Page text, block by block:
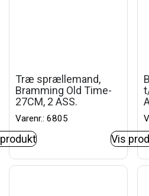
Træ sprællemand,
Bramming Old Time-
27CM, 2 ASS.
Varenr.: 6805
Vis